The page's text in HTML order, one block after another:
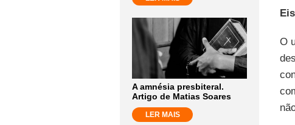
A amnésia presbiteral.
Artigo de Matias Soares
LER MAIS
O